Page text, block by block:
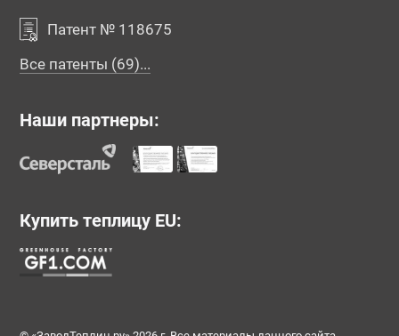
Патент № 118675
Все патенты (69)...
Наши партнеры:
Купить теплицу EU: